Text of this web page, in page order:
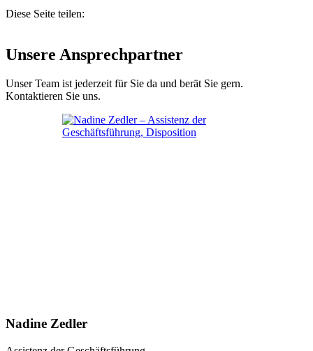
Diese Seite teilen:
Unsere Ansprechpartner
Unser Team ist jederzeit für Sie da und berät Sie gern.
Kontaktieren Sie uns.
Nadine Zedler